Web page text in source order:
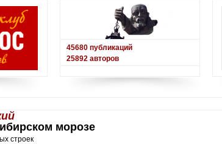
45680публикаций
25892авторов
морозе
строек